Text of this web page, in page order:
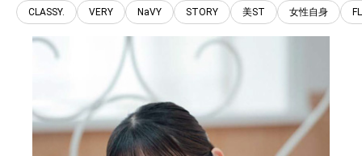
CLASSY. VERY NaVY STORY 美ST 女性自身